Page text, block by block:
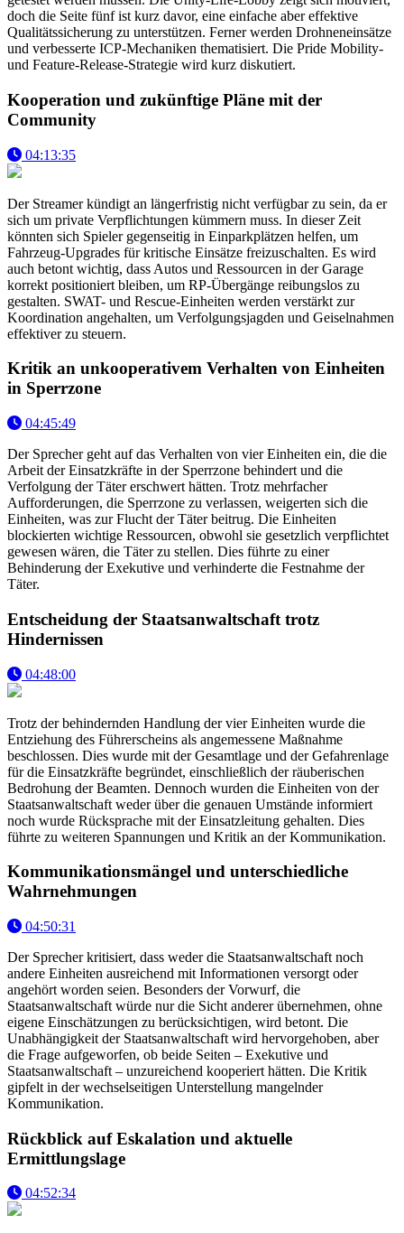
doch die Seite fünf ist kurz davor, eine einfache aber effektive
Qualitätssicherung zu unterstützen. Ferner werden Drohneneinsätze
und verbesserte ICP-Mechaniken thematisiert. Die Pride Mobility-
und Feature-Release-Strategie wird kurz diskutiert.
Kooperation und zukünftige Pläne mit der
Community
04:13:35
Der Streamer kündigt an längerfristig nicht verfügbar zu sein, da er
sich um private Verpflichtungen kümmern muss. In dieser Zeit
könnten sich Spieler gegenseitig in Einparkplätzen helfen, um
Fahrzeug-Upgrades für kritische Einsätze freizuschalten. Es wird
auch betont wichtig, dass Autos und Ressourcen in der Garage
korrekt positioniert bleiben, um RP-Übergänge reibungslos zu
gestalten. SWAT- und Rescue-Einheiten werden verstärkt zur
Koordination angehalten, um Verfolgungsjagden und Geiselnahmen
effektiver zu steuern.
Kritik an unkooperativem Verhalten von Einheiten
in Sperrzone
04:45:49
Der Sprecher geht auf das Verhalten von vier Einheiten ein, die die
Arbeit der Einsatzkräfte in der Sperrzone behindert und die
Verfolgung der Täter erschwert hätten. Trotz mehrfacher
Aufforderungen, die Sperrzone zu verlassen, weigerten sich die
Einheiten, was zur Flucht der Täter beitrug. Die Einheiten
blockierten wichtige Ressourcen, obwohl sie gesetzlich verpflichtet
gewesen wären, die Täter zu stellen. Dies führte zu einer
Behinderung der Exekutive und verhinderte die Festnahme der
Täter.
Entscheidung der Staatsanwaltschaft trotz
Hindernissen
04:48:00
Trotz der behindernden Handlung der vier Einheiten wurde die
Entziehung des Führerscheins als angemessene Maßnahme
beschlossen. Dies wurde mit der Gesamtlage und der Gefahrenlage
für die Einsatzkräfte begründet, einschließlich der räuberischen
Bedrohung der Beamten. Dennoch wurden die Einheiten von der
Staatsanwaltschaft weder über die genauen Umstände informiert
noch wurde Rücksprache mit der Einsatzleitung gehalten. Dies
führte zu weiteren Spannungen und Kritik an der Kommunikation.
Kommunikationsmängel und unterschiedliche
Wahrnehmungen
04:50:31
Der Sprecher kritisiert, dass weder die Staatsanwaltschaft noch
andere Einheiten ausreichend mit Informationen versorgt oder
angehört worden seien. Besonders der Vorwurf, die
Staatsanwaltschaft würde nur die Sicht anderer übernehmen, ohne
eigene Einschätzungen zu berücksichtigen, wird betont. Die
Unabhängigkeit der Staatsanwaltschaft wird hervorgehoben, aber
die Frage aufgeworfen, ob beide Seiten – Exekutive und
Staatsanwaltschaft – unzureichend kooperiert hätten. Die Kritik
gipfelt in der wechselseitigen Unterstellung mangelnder
Kommunikation.
Rückblick auf Eskalation und aktuelle
Ermittlungslage
04:52:34